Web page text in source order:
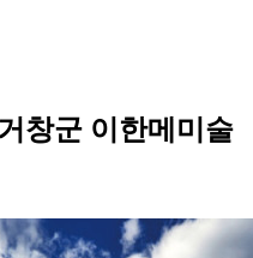
창군 이한메미술